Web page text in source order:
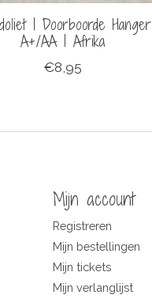
| Doorboorde Hanger
A+/AA | Afrika
€8,95
Mijn account
Registreren
Mijn bestellingen
Mijn tickets
Mijn verlanglijst